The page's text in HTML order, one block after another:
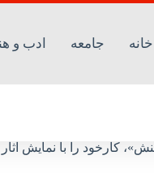
خانه جامعه ادب و
کارخود را با نمایش